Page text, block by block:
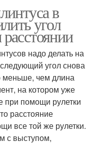
в
угол
надо делать на
угол снова
меньше, чем длина
на котором уже
при помощи рулетки
расстояние
все той же рулетки.
с выступом,